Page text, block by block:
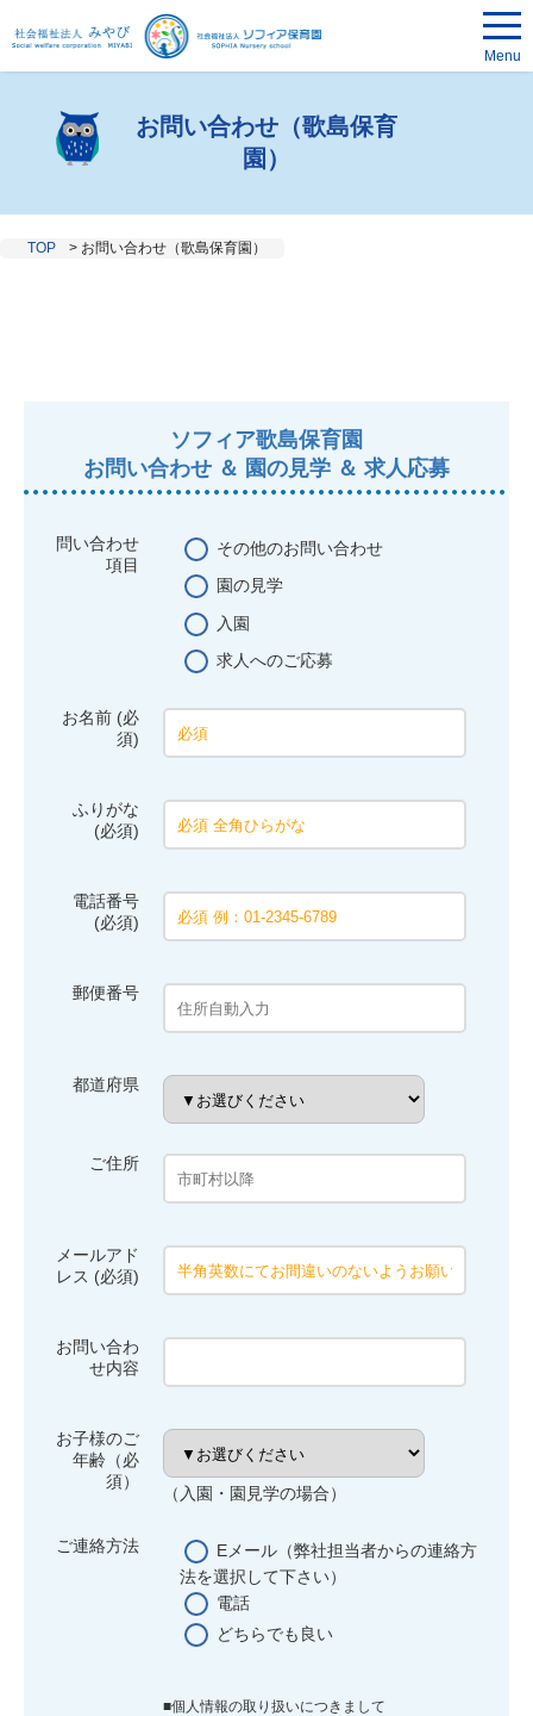
Menu
お問い合わせ（歌島保育
園）
TOP > お問い合わせ（歌島保育園）
ソフィア歌島保育園
お問い合わせ ＆ 園の見学 ＆ 求人応募
問い合わせ
項目
その他のお問い合わせ
園の見学
入園
求人へのご応募
お名前 (必
須)
ふりがな
(必須)
電話番号
(必須)
郵便番号
都道府県
ご住所
メールアド
レス (必須)
お問い合わ
せ内容
お子様のご
年齢（必
須）
（入園・園見学の場合）
ご連絡方法
Eメール（弊社担当者からの連絡方
法を選択して下さい）
電話
どちらでも良い
■個人情報の取り扱いにつきまして